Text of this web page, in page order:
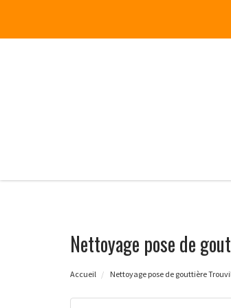
Nettoyage pose de
Accueil Nettoyage pose de gouttière